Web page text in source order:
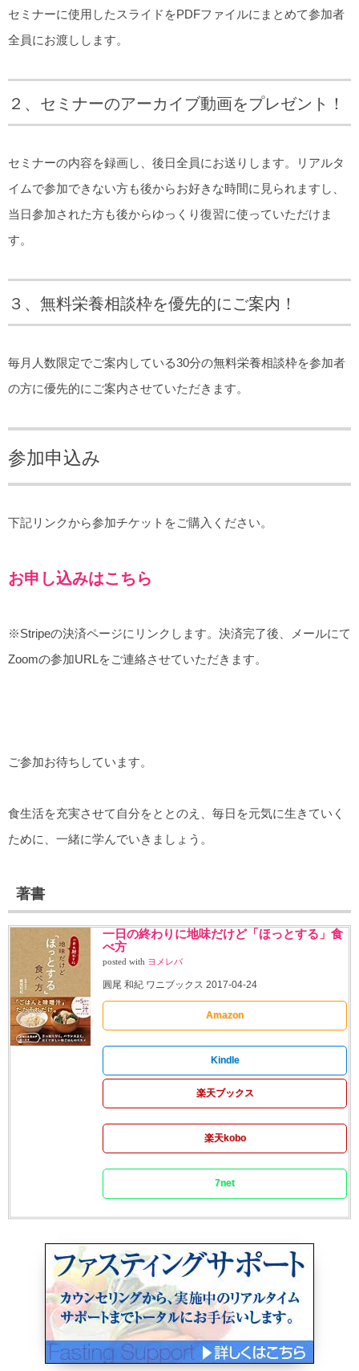
セミナーに使用したスライドをPDFファイルにまとめて参加者
全員にお渡しします。
２、セミナーのアーカイブ動画をプレゼント！
セミナーの内容を録画し、後日全員にお送りします。リアルタ
イムで参加できない方も後からお好きな時間に見られますし、
当日参加された方も後からゆっくり復習に使っていただけま
す。
３、無料栄養相談枠を優先的にご案内！
毎月人数限定でご案内している30分の無料栄養相談枠を参加者
の方に優先的にご案内させていただきます。
参加申込み
下記リンクから参加チケットをご購入ください。
お申し込みはこちら
※Stripeの決済ページにリンクします。決済完了後、メールにて
Zoomの参加URLをご連絡させていただきます。
ご参加お待ちしています。
食生活を充実させて自分をととのえ、毎日を元気に生きていく
ために、一緒に学んでいきましょう。
著書
一日の終わりに地味だけど「ほっとする」食
べ方
posted with ヨメレバ
圓尾 和紀 ワニブックス 2017-04-24
Amazon
Kindle
楽天ブックス
楽天kobo
7net